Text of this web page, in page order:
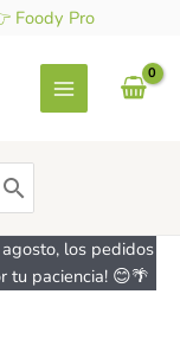
Foody Pro
los pedidos
tu paciencia! 😊🌴